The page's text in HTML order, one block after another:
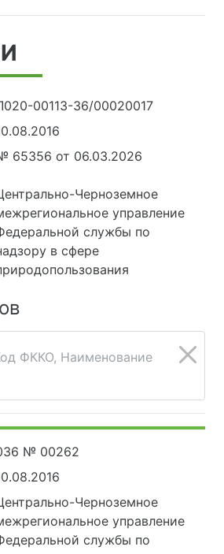
00113-36/00020017
65356 от 06.03.2026
Черноземное
управление
службы по
в сфере
ФККО, Наименование
№ 00262
Черноземное
управление
службы по